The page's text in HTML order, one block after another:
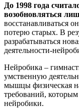
До 1998 года
возобновляться
восстанавливаться
потерю старых. В
разрабатываться
деятельности-
Нейробика –
умственную
мышцы физическая
требований,
нейробики.